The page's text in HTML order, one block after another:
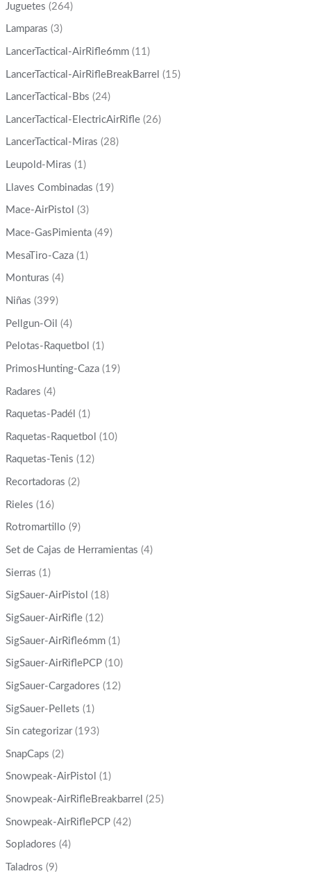
Juguetes (264)
Lamparas (3)
LancerTactical-AirRifle6mm (11)
LancerTactical-AirRifleBreakBarrel (15)
LancerTactical-Bbs (24)
LancerTactical-ElectricAirRifle (26)
LancerTactical-Miras (28)
Leupold-Miras (1)
Llaves Combinadas (19)
Mace-AirPistol (3)
Mace-GasPimienta (49)
MesaTiro-Caza (1)
Monturas (4)
Niñas (399)
Pellgun-Oil (4)
Pelotas-Raquetbol (1)
PrimosHunting-Caza (19)
Radares (4)
Raquetas-Padél (1)
Raquetas-Raquetbol (10)
Raquetas-Tenis (12)
Recortadoras (2)
Rieles (16)
Rotromartillo (9)
Set de Cajas de Herramientas (4)
Sierras (1)
SigSauer-AirPistol (18)
SigSauer-AirRifle (12)
SigSauer-AirRifle6mm (1)
SigSauer-AirRiflePCP (10)
SigSauer-Cargadores (12)
SigSauer-Pellets (1)
Sin categorizar (193)
SnapCaps (2)
Snowpeak-AirPistol (1)
Snowpeak-AirRifleBreakbarrel (25)
Snowpeak-AirRiflePCP (42)
Sopladores (4)
Taladros (9)